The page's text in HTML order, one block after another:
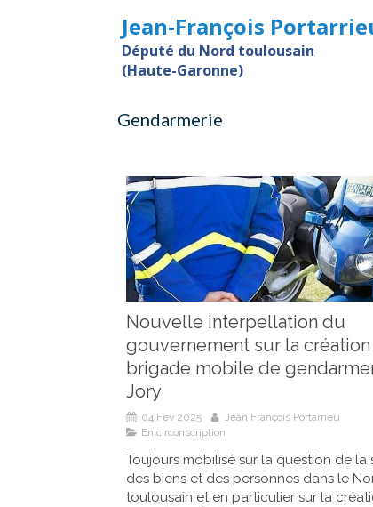
Jean-François
Député du Nord toulousain
(Haute-Garonne)
Gendarmerie
Nouvelle interpellation du
gouvernement sur la
brigade mobile de
Jory
04 Fév 2025
Jean François Portarrieu
En circonscription
Toujours mobilisé sur la question de la
des biens et des personnes dans le
toulousain et en particulier sur la